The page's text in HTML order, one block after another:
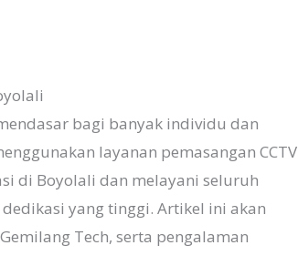
bagi banyak individu dan
layanan pemasangan CCTV
di Boyolali dan melayani seluruh
yang tinggi. Artikel ini akan
Tech, serta pengalaman